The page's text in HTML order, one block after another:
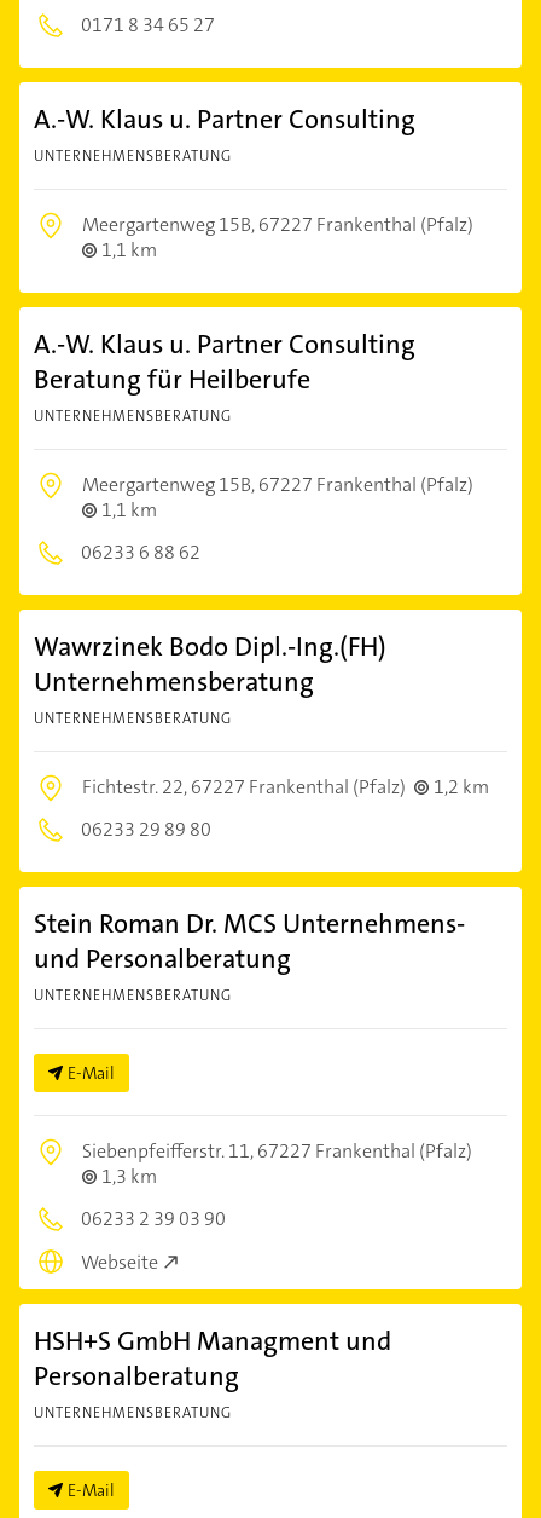
0171 8 34 65 27
A.-W. Klaus u. Partner Consulting
UNTERNEHMENSBERATUNG
Meergartenweg 15B,67227 Frankenthal (Pfalz)
1,1 km
A.-W. Klaus u. Partner Consulting
Beratung für Heilberufe
UNTERNEHMENSBERATUNG
Meergartenweg 15B,67227 Frankenthal (Pfalz)
1,1 km
06233 6 88 62
Wawrzinek Bodo Dipl.-Ing.(FH)
Unternehmensberatung
UNTERNEHMENSBERATUNG
Fichtestr. 22,67227 Frankenthal (Pfalz)
1,2 km
06233 29 89 80
Stein Roman Dr. MCS Unternehmens-
und Personalberatung
UNTERNEHMENSBERATUNG
E-Mail
Siebenpfeifferstr. 11,67227 Frankenthal (Pfalz)
1,3 km
06233 2 39 03 90
Webseite
HSH+S GmbH Managment und
Personalberatung
UNTERNEHMENSBERATUNG
E-Mail